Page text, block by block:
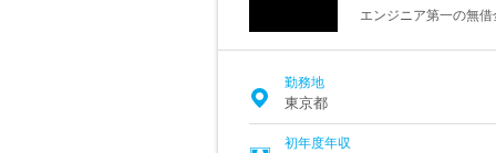
エンジニア第一の無
勤務地
東京都
初年度年収